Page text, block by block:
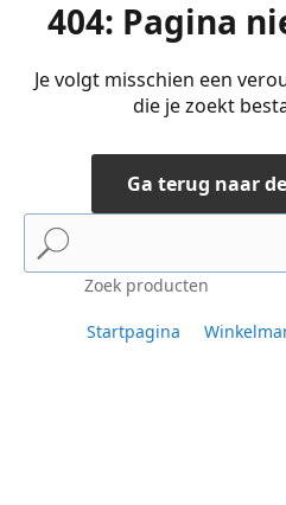
404: Pagina
Je volgt misschien een
die je zoekt
Ga terug naar
Zoek producten
Startpagina